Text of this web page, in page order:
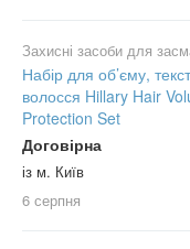
Захисні засоби для
Набір для об’єму,
волосся Hillary Hair
Protection Set
Договірна
із м. Київ
6 серпня